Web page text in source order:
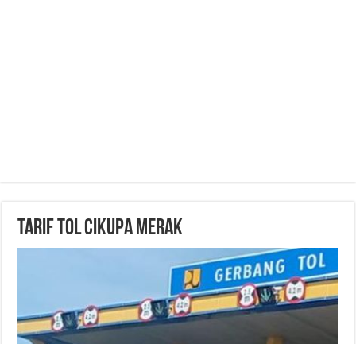
Tarif Tol Cikupa Merak